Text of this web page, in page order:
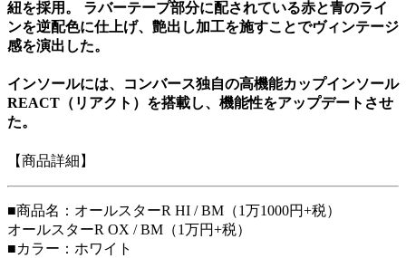
紐を採用。 ラバーテープ部分に配されている赤と青のライ
ンを逆配色に仕上げ、艶出し加工を施すことでヴィンテージ
感を演出した。
インソールには、コンバース独自の高機能カップインソール
REACT（リアクト）を搭載し、機能性をアップデートさせ
た。
【商品詳細】
■商品名：オールスターR HI / BM（1万1000円+税）
オールスターR OX / BM（1万円+税）
■カラー：ホワイト